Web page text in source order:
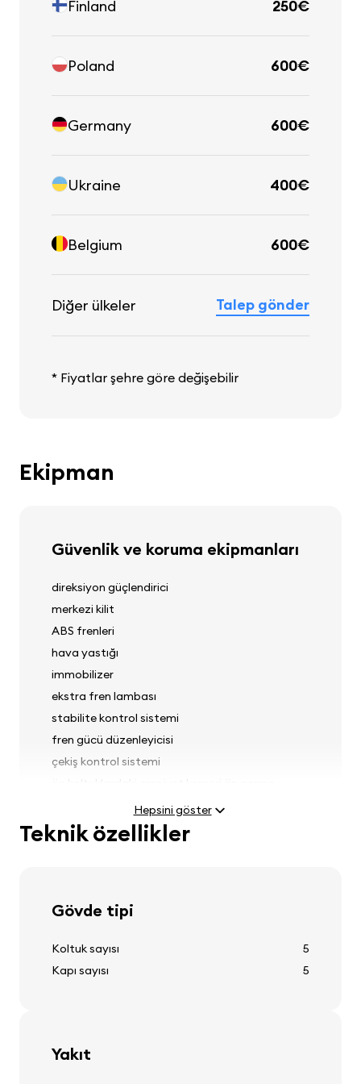
Finland 250€
Poland 600€
Germany 600€
Ukraine 400€
Belgium 600€
Diğer ülkeler Talep gönder
* Fiyatlar şehre göre değişebilir
Ekipman
Güvenlik ve koruma ekipmanları
direksiyon güçlendirici
merkezi kilit
ABS frenleri
hava yastığı
immobilizer
ekstra fren lambası
stabilite kontrol sistemi
fren gücü düzenleyicisi
çekiş kontrol sistemi
sis farlar
far ayarı
hafif alaşımlı jantlar
Hepsini göster
Teknik özellikler
Gövde tipi
Koltuk sayısı
5
Kapı sayısı
5
Yakıt